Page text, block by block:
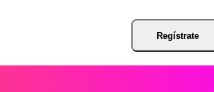
Regístrate